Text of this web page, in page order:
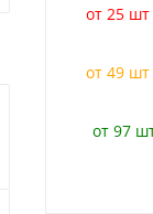
от 25 шт
от 49 шт
от 97